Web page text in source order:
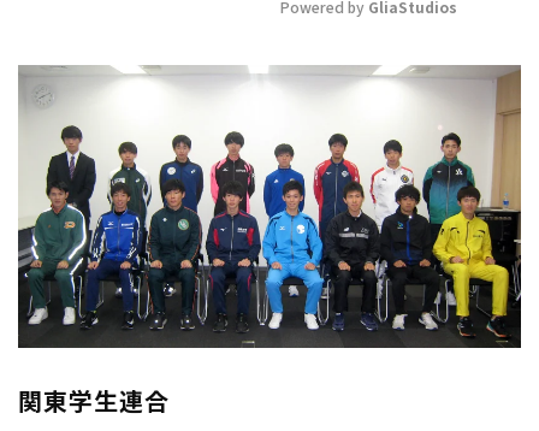
Powered by GliaStudios
関東学生連合